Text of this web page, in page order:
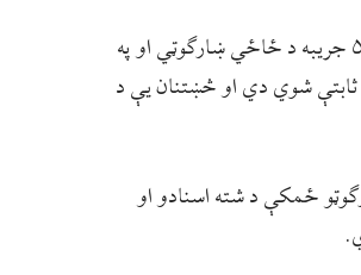
مسوولینو ویلي چې په اتمه ناحیه کې ۴۰۰ جریبه د میرویس ښارګوټي، ۵۲۲ جریبه د ځاځي ښارګوټي او په
ثابتې شوي دي او څښتنان یې د
ځمکې د شته اسنادو او